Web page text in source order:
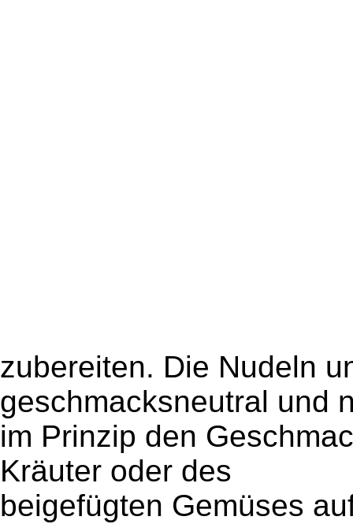
zubereiten. Die Nudeln
geschmacksneutral und
im Prinzip den
Kräuter oder des
beigefügten Gemüses